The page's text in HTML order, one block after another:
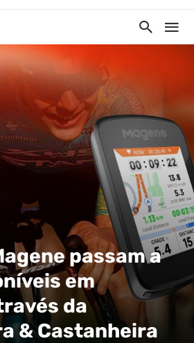
passam a
em
da
& Castanheira